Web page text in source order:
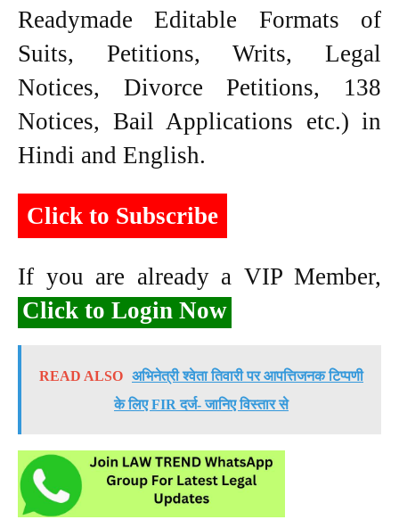
Readymade Editable Formats of
Suits, Petitions, Writs, Legal
Notices, Divorce Petitions, 138
Notices, Bail Applications etc.) in
Hindi and English.
Click to Subscribe
If you are already a VIP Member,
Click to Login Now
READ ALSO अभिनेत्री श्वेता तिवारी पर आपत्तिजनक टिप्पणी
के लिए FIR दर्ज- जानिए विस्तार से